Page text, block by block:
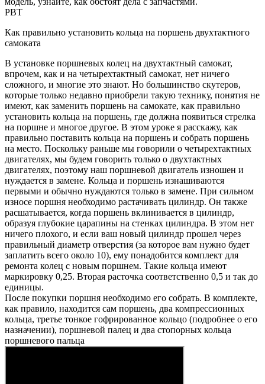
PBT
Как правильно установить кольца на поршень двухтактного
самоката
В установке поршневых колец на двухтактный самокат,
впрочем, как и на четырехтактный самокат, нет ничего
сложного, и многие это знают. Но большинство скутеров,
которые только недавно приобрели такую ​​технику, понятия не
имеют, как заменить поршень на самокате, как правильно
установить кольца на поршень, где должна появиться стрелка
на поршне и многое другое. В этом уроке я расскажу, как
правильно поставить кольца на поршень и собрать поршень
на место. Поскольку раньше мы говорили о четырехтактных
двигателях, мы будем говорить только о двухтактных
двигателях, поэтому наш поршневой двигатель изношен и
нуждается в замене. Кольца и поршень изнашиваются
первыми и обычно нуждаются только в замене. При сильном
износе поршня необходимо растачивать цилиндр. Он также
расшатывается, когда поршень вклинивается в цилиндр,
образуя глубокие царапины на стенках цилиндра. В этом нет
ничего плохого, и если ваш новый цилиндр прошел через
правильный диаметр отверстия (за которое вам нужно будет
заплатить всего около 10), ему понадобится комплект для
ремонта колец с новым поршнем. Такие кольца имеют
маркировку 0,25. Вторая расточка соответственно 0,5 и так до
единицы.
После покупки поршня необходимо его собрать. В комплекте,
как правило, находится сам поршень, два компрессионных
кольца, третье тонкое гофрированное кольцо (подробнее о его
назначении), поршневой палец и два стопорных кольца
поршневого пальца